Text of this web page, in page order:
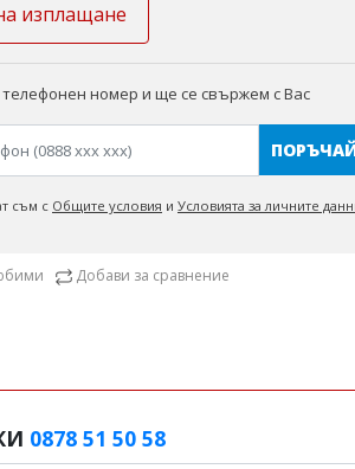
изплащане
номер и ще се свържем с Вас
съм с Общите условия и Условията за личните
Добави за сравнение
0878 51 50 58